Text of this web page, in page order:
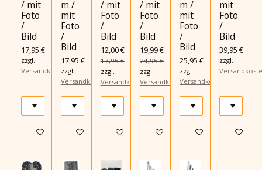
/ mit
Foto
/
Bild
17,95 €
zzgl.
Versandkosten
Details anzeigen
m /
mit
Foto
/
Bild
17,95 €
zzgl.
Versandkosten
Details anzeigen
/ mit
Foto
/
Bild
12,00 €
17,95 €
zzgl.
Versandkosten
Details anzeigen
/ mit
Foto
/
Bild
19,99 €
24,95 €
zzgl.
Versandkosten
Details anzeigen
m /
mit
Foto
/
Bild
25,95 €
zzgl.
Versandkosten
Details anzeigen
mit
Foto
/
Bild
39,95 €
zzgl.
Details